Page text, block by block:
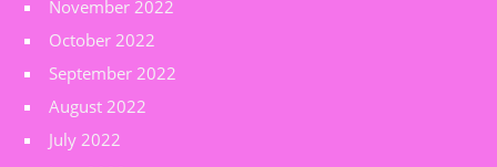
November 2022
October 2022
September 2022
August 2022
July 2022